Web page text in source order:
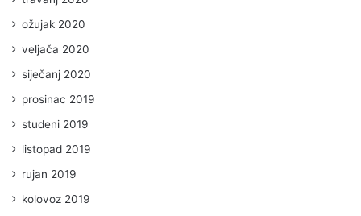
ožujak 2020
veljača 2020
siječanj 2020
prosinac 2019
studeni 2019
listopad 2019
rujan 2019
kolovoz 2019